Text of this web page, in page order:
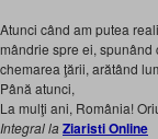
Atunci când am putea
mândrie spre ei, spunând
chemarea ţării, arătând
Până atunci,
La mulţi ani, România!
Integral laZiaristi Online